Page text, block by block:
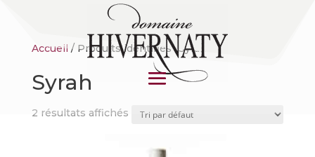
Accueil / Produits identifiés “Syrah”
Syrah
2 résultats affichés